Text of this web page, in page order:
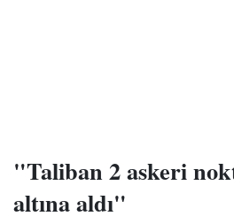
"Taliban 2 askeri
altına aldı"